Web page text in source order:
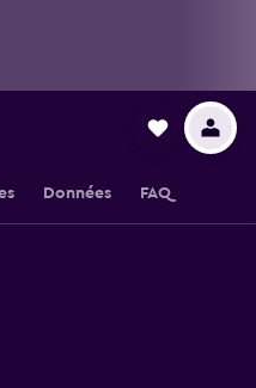
Données FAQ